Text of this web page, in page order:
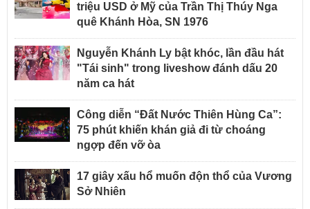
triệu USD ở Mỹ của Trần Thị Thúy Nga
quê Khánh Hòa, SN 1976
Nguyễn Khánh Ly bật khóc, lần đầu hát
"Tái sinh" trong liveshow đánh dấu 20
năm ca hát
Công diễn “Đất Nước Thiên Hùng Ca”:
75 phút khiến khán giả đi từ choáng
ngợp đến vỡ òa
17 giây xấu hổ muốn độn thổ của Vương
Sở Nhiên